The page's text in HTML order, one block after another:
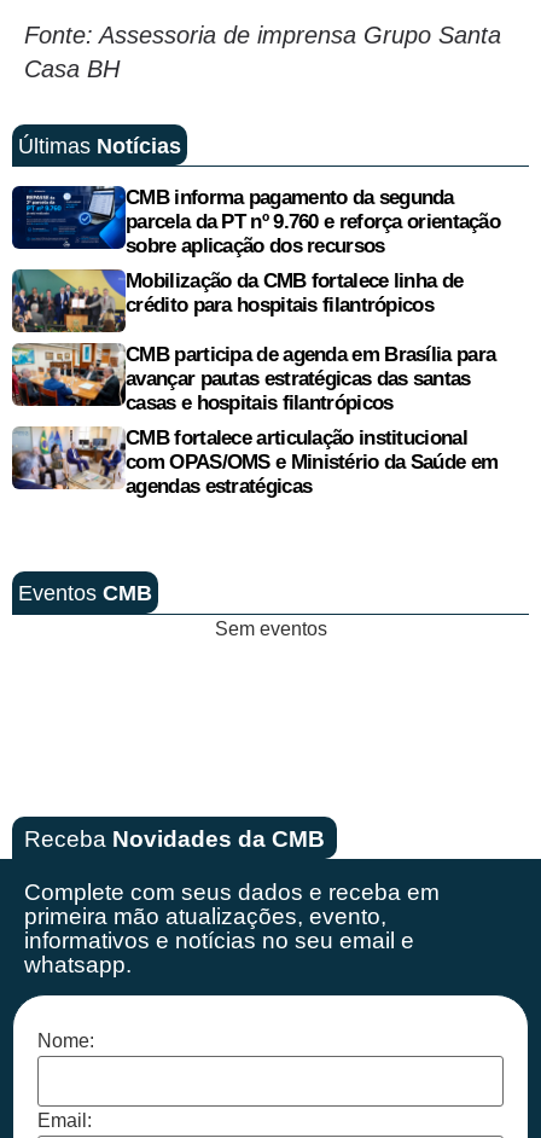
Fonte: Assessoria de imprensa Grupo Santa
Casa BH
Últimas Notícias
CMB informa pagamento da segunda
parcela da PT nº 9.760 e reforça orientação
sobre aplicação dos recursos
Mobilização da CMB fortalece linha de
crédito para hospitais filantrópicos
CMB participa de agenda em Brasília para
avançar pautas estratégicas das santas
casas e hospitais filantrópicos
CMB fortalece articulação institucional
com OPAS/OMS e Ministério da Saúde em
agendas estratégicas
Eventos CMB
Sem eventos
Receba Novidades da CMB
Complete com seus dados e receba em
primeira mão atualizações, evento,
informativos e notícias no seu email e
whatsapp.
Nome:
Email: